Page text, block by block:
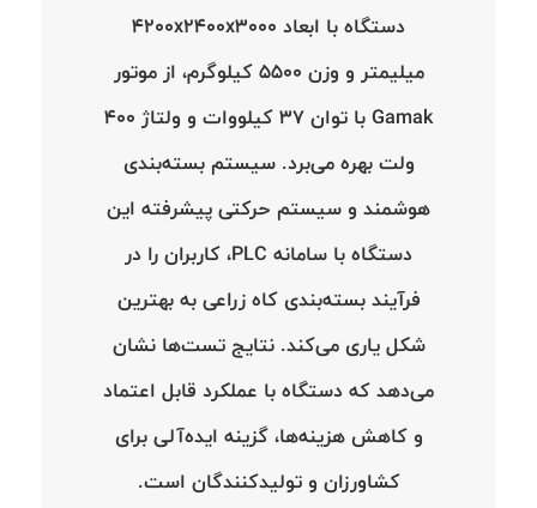
دستگاه با ابعاد 4200x2400x3000
میلیمتر و وزن 5500 کیلوگرم، از موتور
Gamak با توان 37 کیلووات و ولتاژ 400
ولت بهره می‌برد. سیستم بسته‌بندی
هوشمند و سیستم حرکتی پیشرفته این
دستگاه با سامانه PLC، کاربران را در
فرآیند بسته‌بندی کاه زراعی به بهترین
شکل یاری می‌کند. نتایج تست‌ها نشان
می‌دهد که دستگاه با عملکرد قابل اعتماد
و کاهش هزینه‌ها، گزینه ایده‌آلی برای
کشاورزان و تولیدکنندگان است.